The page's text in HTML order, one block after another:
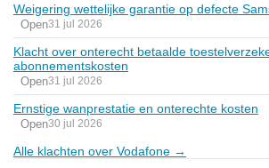
Weigering wettelijke garantie op defecte
Open31 jul 2026
Klacht over onterecht betaalde
abonnementskosten
Open31 jul 2026
Ernstige wanprestatie en onterechte kosten
Open30 jul 2026
Alle klachten over Vodafone →